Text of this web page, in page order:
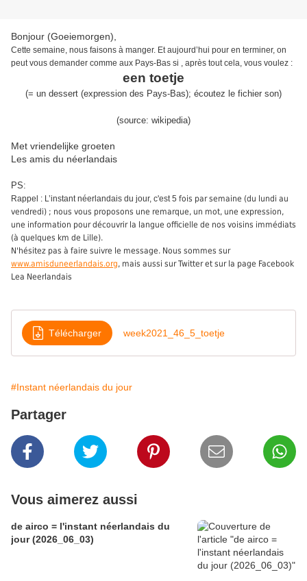
Bonjour (Goeiemorgen),
Cette semaine, nous faisons à manger. Et aujourd’hui pour en terminer, on
peut vous demander comme aux Pays-Bas si , après tout cela, vous voulez :
een toetje
(= un dessert (expression des Pays-Bas); écoutez le fichier son)
(source: wikipedia)
Met vriendelijke groeten
Les amis du néerlandais
PS:
Rappel : L’instant néerlandais du jour, c'est 5 fois par semaine (du lundi au
vendredi) ; nous vous proposons une remarque, un mot, une expression,
une information pour découvrir la langue officielle de nos voisins immédiats
(à quelques km de Lille).
N'hésitez pas à faire suivre le message. Nous sommes sur
www.amisduneerlandais.org, mais aussi sur Twitter et sur la page Facebook
Lea Neerlandais
Télécharger week2021_46_5_toetje
#Instant néerlandais du jour
Partager
Vous aimerez aussi
de airco = l'instant néerlandais du
jour (2026_06_03)